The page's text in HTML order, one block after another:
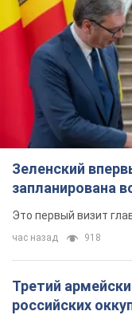
Зеленский
запланирована
Это первый визит
час назад 918
Третий
российских